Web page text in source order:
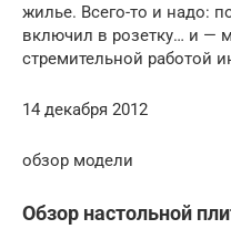
жилье. Всего-то и надо:
включил в розетку… и —
стремительной работой
14 декабря 2012
обзор модели
Обзор настольной